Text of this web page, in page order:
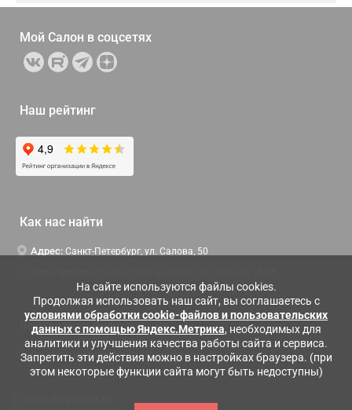
На сайте используются файлы cookies.
Продолжая использовать наш сайт, вы соглашаетесь с
условиями обработки cookie-файлов и пользовательских
данных с помощью Яндекс.Метрика, необходимых для
аналитики и улучшения качества работы сайта и сервиса.
Запретить эти действия можно в настройках браузера. (при
этом некоторые функции сайта могут быть недоступны)
Мой Салон в соцсетях
Наш рейтинг
Как нас найти
Адрес: Санкт-Петербург, ул. Салова, 50
Контактная информация
Служба поддержки: Заказать обратный звонок